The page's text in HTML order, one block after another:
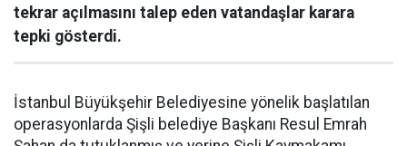
tekrar açılmasını talep eden vatandaşlar karara
tepki gösterdi.
İstanbul Büyükşehir Belediyesine yönelik başlatılan
operasyonlarda Şişli belediye Başkanı Resul Emrah